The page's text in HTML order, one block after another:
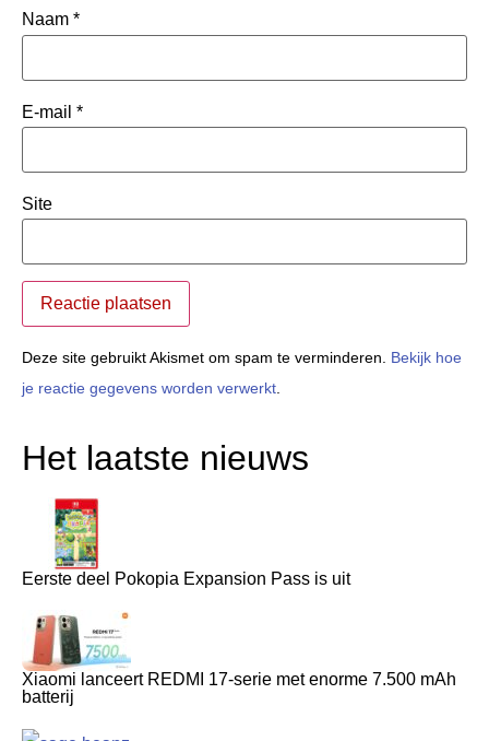
Naam *
E-mail *
Site
Deze site gebruikt Akismet om spam te verminderen. Bekijk hoe
je reactie gegevens worden verwerkt
Het laatste nieuws
Eerste deel Pokopia Expansion Pass is uit
Xiaomi lanceert REDMI 17-serie met enorme 7.500 mAh
batterij